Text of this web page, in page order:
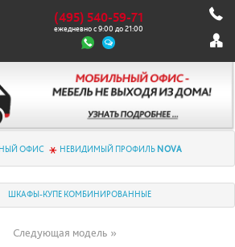
(495) 540-59-71
ежедневно с 9:00 до 21:00
ОФИС НЕВИДИМЫЙ ПРОФИЛЬ NOVA
ШКАФЫ-КУПЕ КОМБИНИРОВАННЫЕ
Следующая модель »